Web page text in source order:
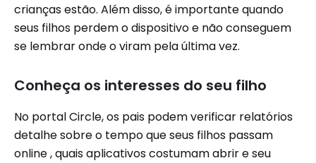
crianças estão. Além disso, é importante quando
seus filhos perdem o dispositivo e não conseguem
se lembrar onde o viram pela última vez.
Conheça os interesses do seu filho
No portal Circle, os pais podem verificar relatórios
detalhe sobre o tempo que seus filhos passam
online , quais aplicativos costumam abrir e seu